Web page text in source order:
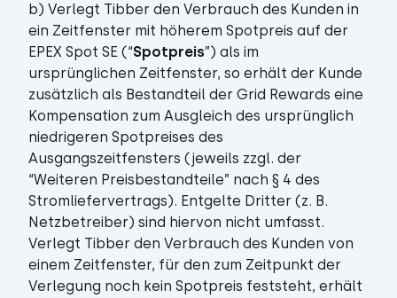
b) Verlegt Tibber den Verbrauch des Kunden in
ein Zeitfenster mit höherem Spotpreis auf der
EPEX Spot SE (“Spotpreis”) als im
ursprünglichen Zeitfenster, so erhält der Kunde
zusätzlich als Bestandteil der Grid Rewards eine
Kompensation zum Ausgleich des ursprünglich
niedrigeren Spotpreises des
Ausgangszeitfensters (jeweils zzgl. der
“Weiteren Preisbestandteile” nach § 4 des
Stromliefervertrags). Entgelte Dritter (z. B.
Netzbetreiber) sind hiervon nicht umfasst.
Verlegt Tibber den Verbrauch des Kunden von
einem Zeitfenster, für den zum Zeitpunkt der
Verlegung noch kein Spotpreis feststeht, erhält